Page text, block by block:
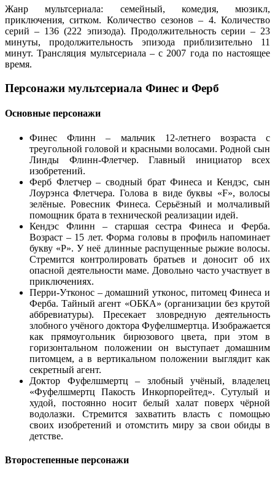
Жанр мультсериала: семейный, комедия, мюзикл,
приключения, ситком. Количество сезонов – 4. Количество
серий – 136 (222 эпизода). Продолжительность серии – 23
минуты, продолжительность эпизода приблизительно 11
минут. Трансляция мультсериала – с 2007 года по настоящее
время.
Персонажи мультсериала Финес и Ферб
Основные персонажи
Финес Флинн – мальчик 12-летнего возраста с
треугольной головой и красными волосами. Родной сын
Линды Флинн-Флетчер. Главный инициатор всех
изобретений.
Ферб Флетчер – сводный брат Финеса и Кендэс, сын
Лоурэнса Флетчера. Голова в виде буквы «F», волосы
зелёные. Ровесник Финеса. Серьёзный и молчаливый
помощник брата в технической реализации идей.
Кендэс Флинн – старшая сестра Финеса и Ферба.
Возраст – 15 лет. Форма головы в профиль напоминает
букву «P». У неё длинные распущенные рыжие волосы.
Стремится контролировать братьев и доносит об их
опасной деятельности маме. Довольно часто участвует в
приключениях.
Перри-Утконос – домашний утконос, питомец Финеса и
Ферба. Тайный агент «ОБКА» (организации без крутой
аббревиатуры). Пресекает зловредную деятельность
злобного учёного доктора Фуфелшмертца. Изображается
как прямоугольник бирюзового цвета, при этом в
горизонтальном положении он выступает домашним
питомцем, а в вертикальном положении выглядит как
секретный агент.
Доктор Фуфелшмертц – злобный учёный, владелец
«Фуфелшмертц Пакость Инкорпорейтед». Сутулый и
худой, постоянно носит белый халат поверх чёрной
водолазки. Стремится захватить власть с помощью
своих изобретений и отомстить миру за свои обиды в
детстве.
Второстепенные персонажи